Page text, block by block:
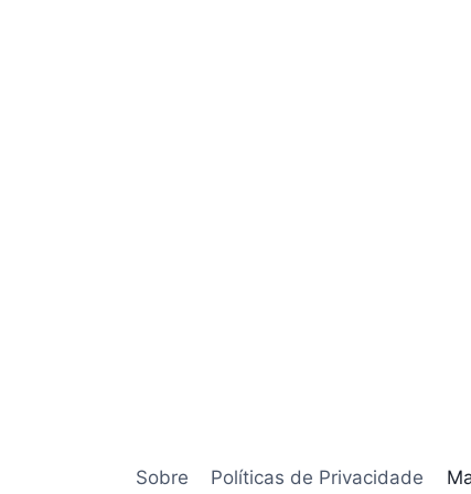
Sobre Políticas de Privacidade